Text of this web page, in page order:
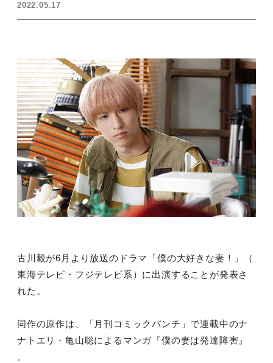
2022.05.17
古川毅が6月より放送のドラマ「僕の大好きな妻！」（
東海テレビ・フジテレビ系）に出演することが発表さ
れた。
同作の原作は、「月刊コミックバンチ」で連載中のナ
ナトエリ・亀山聡によるマンガ『僕の妻は発達障害』
。